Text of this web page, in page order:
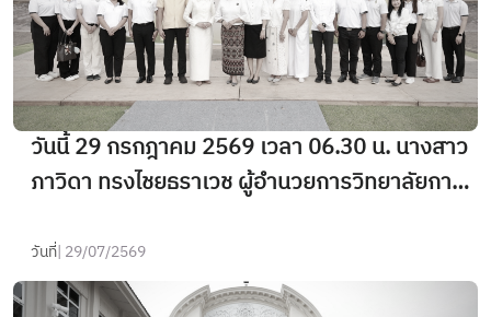
วันนี้ 29 กรกฎาคม 2569 เวลา 06.30 น. นางสาว
ภาวิดา ทรงไชยธราเวช ผู้อำนวยการวิทยาลัยการ
ทำบุญตักบาตร เนื่องในวันอาสาฬหบูชาและวันเข้า
พรรษา ประจำปีพุทธศักราช 2569 ณ บริเวณลาน
วันที่| 29/07/2569